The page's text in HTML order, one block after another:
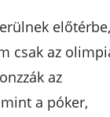
előtérbe,
csak az
az
a póker,